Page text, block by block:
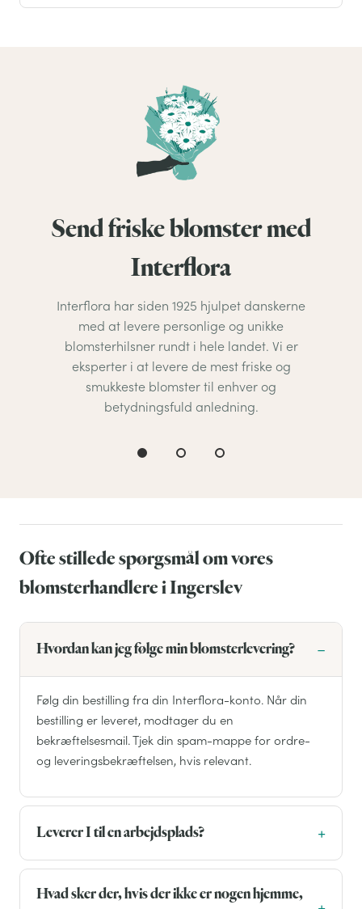
Send friske blomster med
Interflora
Interflora har siden 1925 hjulpet danskerne
med at levere personlige og unikke
blomsterhilsner rundt i hele landet. Vi er
eksperter i at levere de mest friske og
smukkeste blomster til enhver og
betydningsfuld anledning.
Ofte stillede spørgsmål om vores
blomsterhandlere i Ingerslev
Hvordan kan jeg følge min blomsterlevering?
Følg din bestilling fra din Interflora-konto. Når din
bestilling er leveret, modtager du en
bekræftelsesmail. Tjek din spam-mappe for ordre-
og leveringsbekræftelsen, hvis relevant.
Leverer I til en arbejdsplads?
Hvad sker der, hvis der ikke er nogen hjemme,